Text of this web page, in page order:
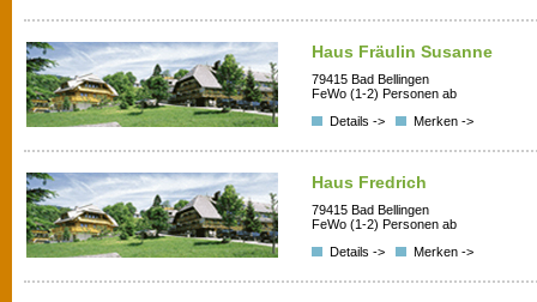
Haus Fräulin Susanne
79415 Bad Bellingen
FeWo (1-2) Personen ab
Details ->
Merken ->
Haus Fredrich
79415 Bad Bellingen
FeWo (1-2) Personen ab
Details ->
Merken ->